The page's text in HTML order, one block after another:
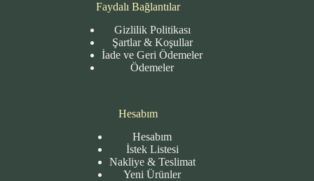
Faydalı Bağlantılar
Gizlilik Politikası
Şartlar & Koşullar
İade ve Geri Ödemeler
Ödemeler
Hesabım
Hesabım
İstek Listesi
Nakliye & Teslimat
Yeni Ürünler